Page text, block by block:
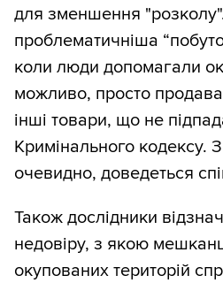
для зменшення
проблематичніша
коли люди допомагали
можливо, просто
інші товари, що не
Кримінального кодексу.
очевидно, доведеться
Також дослідники
недовіру, з якою
окупованих територій